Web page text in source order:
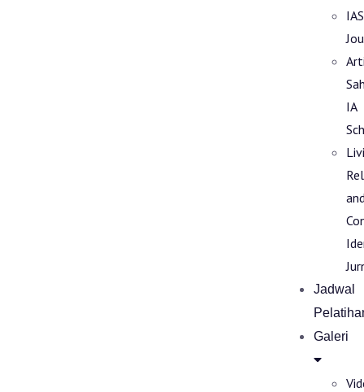
IAS
IA
Jadwal
Galeri